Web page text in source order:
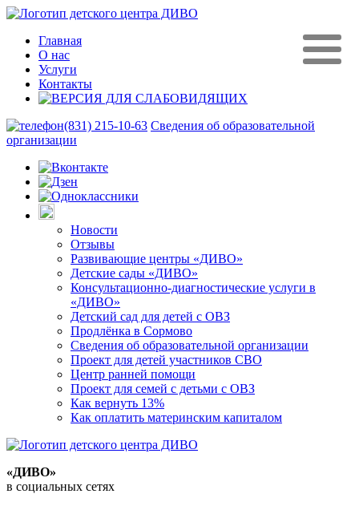
Главная
О нас
Услуги
Контакты
(831) 215-10-63 Сведения об образовательной
организации
Новости
Отзывы
Развивающие центры «ДИВО»
Детские сады «ДИВО»
Консультационно-диагностические услуги в
«ДИВО»
Детский сад для детей с ОВЗ
Продлёнка в Сормово
Сведения об образовательной организации
Проект для детей участников СВО
Центр ранней помощи
Проект для семей с детьми с ОВЗ
Как вернуть 13%
Как оплатить материнским капиталом
«ДИВО»
в социальных сетях